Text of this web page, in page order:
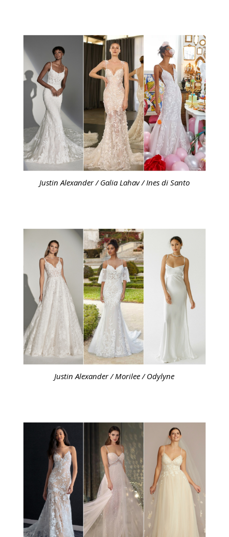
Justin Alexander / Galia Lahav / Ines di Santo
Justin Alexander / Morilee / Odylyne